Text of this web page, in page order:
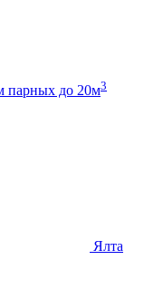
парных до 20м3
Ялта